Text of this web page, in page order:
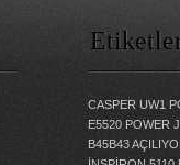
CASPER UW1
E5520 POWER
B45B43